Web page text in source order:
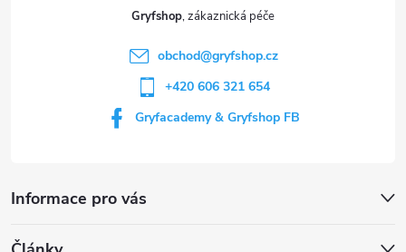
Informace pro vás
Gryfshop
obchod@gryfshop.cz
+420 606 321 654
Gryfacademy & Gryfshop FB